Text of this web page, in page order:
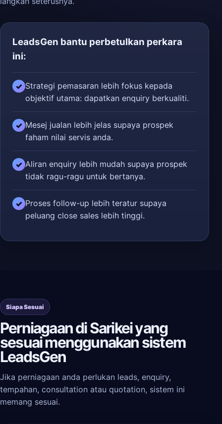
LeadsGen bantu perbetulkan perkara
ini:
✓ Strategi pemasaran lebih fokus kepada
objektif utama: dapatkan enquiry berkualiti.
✓ Mesej jualan lebih jelas supaya prospek
faham nilai servis anda.
✓ Aliran enquiry lebih mudah supaya prospek
tidak ragu-ragu untuk bertanya.
✓ Proses follow-up lebih teratur supaya
peluang close sales lebih tinggi.
Siapa Sesuai
Perniagaan di Sarikei yang
sesuai menggunakan sistem
LeadsGen
Jika perniagaan anda perlukan leads, enquiry,
tempahan, consultation atau quotation, sistem ini
memang sesuai.